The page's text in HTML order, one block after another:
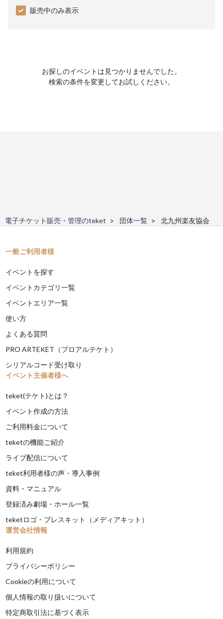
販売中のみ表示
お探しのイベントは見つかりませんでした。
検索の条件を変更してお試しください。
電子チケット販売・管理のteket 団体一覧 北九州楽友協会
一般ご利用者様
イベントを探す
イベントカテゴリ一覧
イベントエリア一覧
使い方
よくある質問
PRO ARTEKET（プロアルテケト）
シリアルコード受け取り
イベント主催者様へ
teket(テケト)とは？
イベント作成の方法
ご利用料金について
teketの機能ご紹介
ライブ配信について
teket利用者様の声・導入事例
資料・マニュアル
登録済み劇場・ホール一覧
teketロゴ・プレスキット（メディアキット）
運営会社情報
利用規約
プライバシーポリシー
Cookieの利用について
個人情報の取り扱いについて
特定商取引法に基づく表示